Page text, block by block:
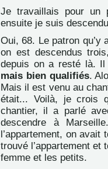
Je travaillais pour un
ensuite je suis
Oui, 68. Le patron
on est descendus
depuis on a resté là.
mais bien qualifiés.
Mais il est venu au
était... Voilà, je crois
chantier, il a parlé
descendre à
l’appartement, on
trouvé l’appartement et
femme et les petits.